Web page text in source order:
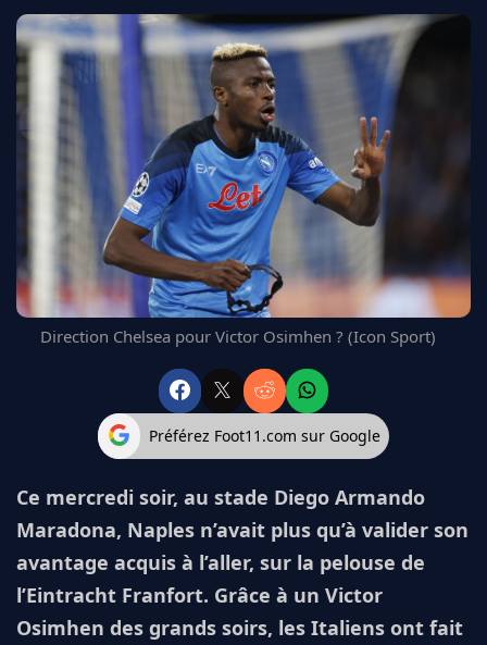
CDM 2026
LIGUE 1
REAL MADRID
FC BARCELONE
MANCHESTER UNITED
CHELSEA
ARSENAL
BAYERN
L'AVIS DE LA RÉDAC'
Direction Chelsea pour Victor Osimhen ? (Icon Sport)
Préférez Foot11.com sur Google
Ce mercredi soir, au stade Diego Armando
Maradona, Naples n’avait plus qu’à valider son
avantage acquis à l’aller, sur la pelouse de
l’Eintracht Franfort. Grâce à un Victor
Osimhen des grands soirs, les Italiens ont fait